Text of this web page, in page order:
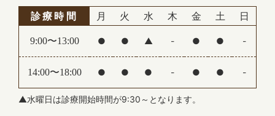
医院改革
グリーン歯科のスタッフとして日々情報を集
め、変化を恐れず、向上心を持って挑戦し続
解とご協力をお願い申し上げます。
休診期間：2025年12月28日(日)～2026年1月4日
※新年は1月5日(月)より通常通り診療いたします。
【夏季休診のお知らせ】
診療時間 月 火 水 木 金 土 日
9:00〜13:00 ● ● ▲ - ● ● -
14:00〜18:00 ● ● ● - ● ● -
▲水曜日は診療開始時間が9:30～となります。